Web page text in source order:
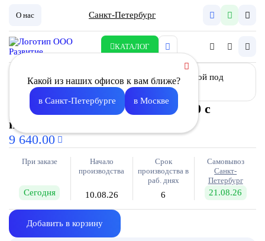
О нас Санкт-Петербург
КАТАЛОГ
Какой из наших офисов к вам ближе?
в Санкт-Петербурге в Москве
Заслонка воздушная Z- 400х 400 с
площадкой под привод
9 640.00
При заказе
Сегодня
Начало
производства
10.08.26
Срок
производства в
раб. днях
6
Самовывоз
Санкт-
Петербург
21.08.26
Добавить в корзину